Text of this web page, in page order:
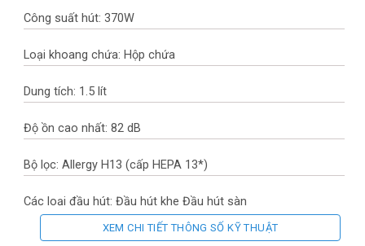
Công suất hút: 370W
Loại khoang chứa: Hộp chứa
Dung tích: 1.5 lít
Độ ồn cao nhất: 82 dB
Bộ lọc: Allergy H13 (cấp HEPA 13*)
Các loại đầu hút: Đầu hút khe Đầu hút sàn
Thương hiệu của: Hà Lan
XEM CHI TIẾT THÔNG SỐ KỸ THUẬT